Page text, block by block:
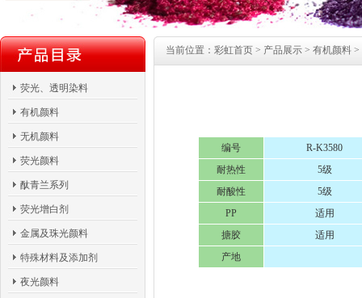
荧光、透明染料
有机颜料
无机颜料
荧光颜料
酞青兰系列
荧光增白剂
金属及珠光颜料
特殊材料及添加剂
夜光颜料
当前位置：彩虹首页 > 产品展示 > 有机颜料 >
编号
R-K3580
耐热性
5级
耐酸性
5级
PP
适用
搪胶
适用
产地